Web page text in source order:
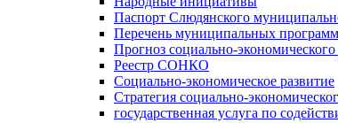
Паспорт Слюдянского
Перечень муниципальных программ
Прогноз социально-
Реестр СОНКО
Социально-экономическое развитие
Стратегия социально-
государственная услуга по